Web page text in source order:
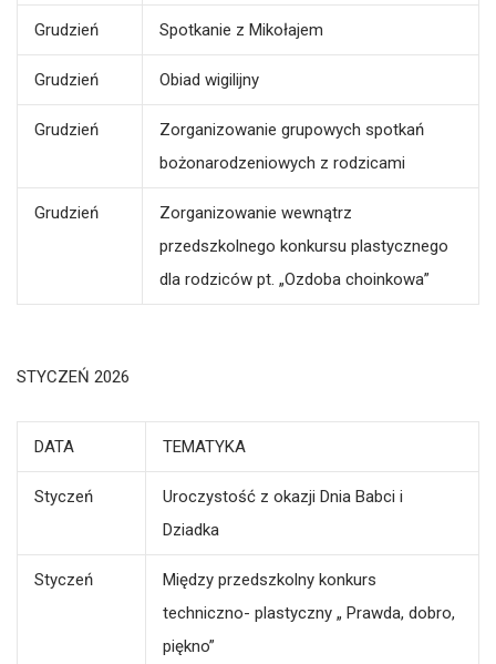
Grudzień Spotkanie z Mikołajem
Grudzień Obiad wigilijny
Grudzień
Zorganizowanie grupowych spotkań
bożonarodzeniowych z rodzicami
Grudzień
Zorganizowanie wewnątrz
przedszkolnego konkursu plastycznego
dla rodziców pt. „Ozdoba choinkowa”
STYCZEŃ 2026
DATA TEMATYKA
Styczeń
Uroczystość z okazji Dnia Babci i
Dziadka
Styczeń
Między przedszkolny konkurs
techniczno- plastyczny „ Prawda, dobro,
piękno”